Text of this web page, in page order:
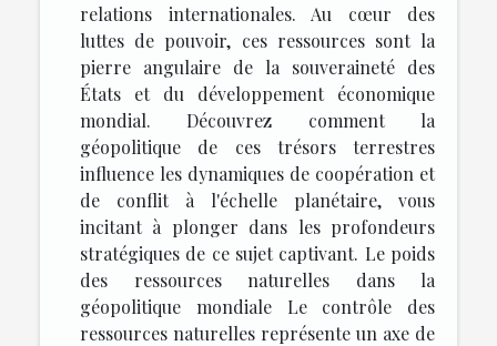
relations internationales. Au cœur des
luttes de pouvoir, ces ressources sont la
pierre angulaire de la souveraineté des
États et du développement économique
mondial. Découvrez comment la
géopolitique de ces trésors terrestres
influence les dynamiques de coopération et
de conflit à l'échelle planétaire, vous
incitant à plonger dans les profondeurs
stratégiques de ce sujet captivant. Le poids
des ressources naturelles dans la
géopolitique mondiale Le contrôle des
ressources naturelles représente un axe de